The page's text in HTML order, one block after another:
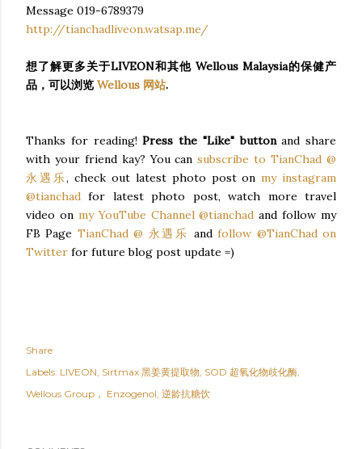
Message 019-6789379
http://tianchadliveon.watsap.me/
想了解更多关于LIVEON和其他 Wellous Malaysia的保健产
品，可以浏览 Wellous 网站.
Thanks for reading!Press the "Like" buttonand share
with your friend kay? You can subscribe to TianChad @
永遇乐, check out latest photo post onmy instagram
@tianchadfor latest photo post, watch more travel
video on my YouTube Channel @tianchadand follow my
FB Page TianChad @ 永遇乐 andfollow @TianChad on
Twitter for future blog post update =)
Share
Labels: LIVEON Sirtmax 黑姜黄提取物 SOD 超氧化物歧化酶
Wellous Group， Enzogenol 逆龄抗糖饮